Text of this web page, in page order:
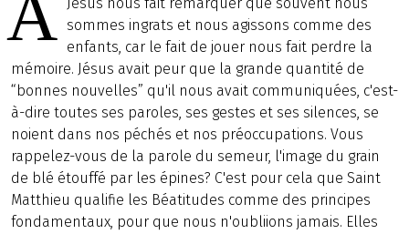
A sommes ingrats et nous agissons comme des
enfants, car le fait de jouer nous fait perdre la
mémoire. Jésus avait peur que la grande quantité de
“bonnes nouvelles” qu'il nous avait communiquées, c'est-
à-dire toutes ses paroles, ses gestes et ses silences, se
noient dans nos péchés et nos préoccupations. Vous
rappelez-vous de la parole du semeur, l'image du grain
de blé étouffé par les épines? C'est pour cela que Saint
Matthieu qualifie les Béatitudes comme des principes
fondamentaux, pour que nous n'oubliions jamais. Elles